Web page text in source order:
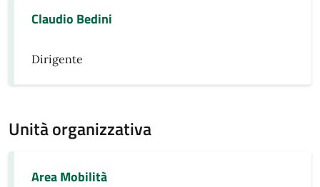
Claudio Bedini
Dirigente
Unità organizzativa
Area Mobilità